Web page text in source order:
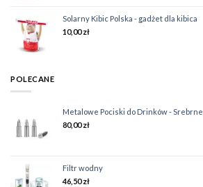
Solarny Kibic Polska - gadżet dla kibica
10,00zł
POLECANE
Metalowe Pociski do Drinków - Srebrne
80,00zł
Filtr wodny
46,50zł